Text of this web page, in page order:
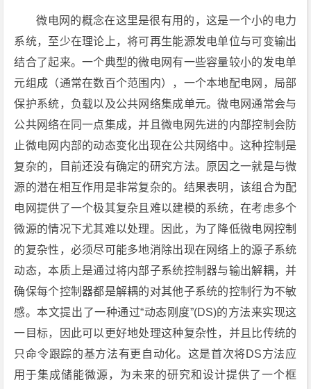
微电网的概念在这里是很有用的，这是一个小的电力
系统，至少在理论上，将可再生能源发电单位与可变输出
结合了起来。一个典型的微电网有一些容量较小的发电单
元组成（通常在数百个范围内），一个本地配电网，局部
保护系统，负载以及公共网络集成单元。微电网通常会与
公共网络在同一点集成，并且微电网先进的内部控制会防
止微电网内部的动态变化出现在公共网络中。这种控制是
复杂的，目前还没有确定的研究方法。原因之一就是与微
源的潜在相互作用是非常复杂的。结果表明，该组合为配
电网提供了一个极其复杂且难以建模的系统，在考虑多个
微源的情况下尤其难以处理。因此，为了降低微电网控制
的复杂性，必须尽可能多地消除出现在网络上的源子系统
动态，本质上是通过将内部子系统控制器与输出解耦，并
确保每个控制器都是解耦的对其他子系统的控制行为不敏
感。本文提出了一种通过“动态刚度”(DS)的方法来实现这
一目标，因此可以更好地处理这种复杂性，并且比传统的
只命令跟踪的基方法有更自动化。这是首次将DS方法应
用于集成储能微源，为未来的研究和设计提供了一个框